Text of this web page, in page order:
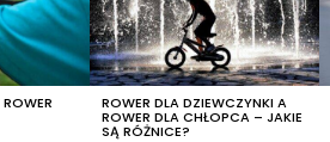
ROWER DLA DZIEWCZYNKI A
ROWER DLA CHŁOPCA – JAKIE
SĄ RÓŻNICE?